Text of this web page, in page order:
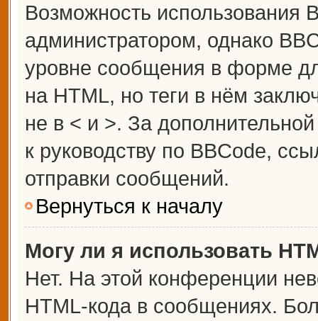
Возможность использования
администратором, однако
уровне сообщения в форме
на HTML, но теги в нём
не в < и >. За
к руководству по BBCode,
отправки сообщений.
Вернуться к началу
Могу ли я использовать
Нет. На этой конференции
HTML-кода в сообщениях.